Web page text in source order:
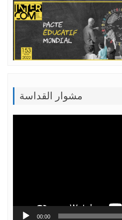
مشوار القداسة
00:00